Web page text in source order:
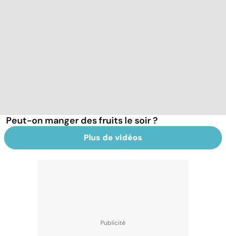
Peut-on manger des fruits le soir ?
Plus de vidéos